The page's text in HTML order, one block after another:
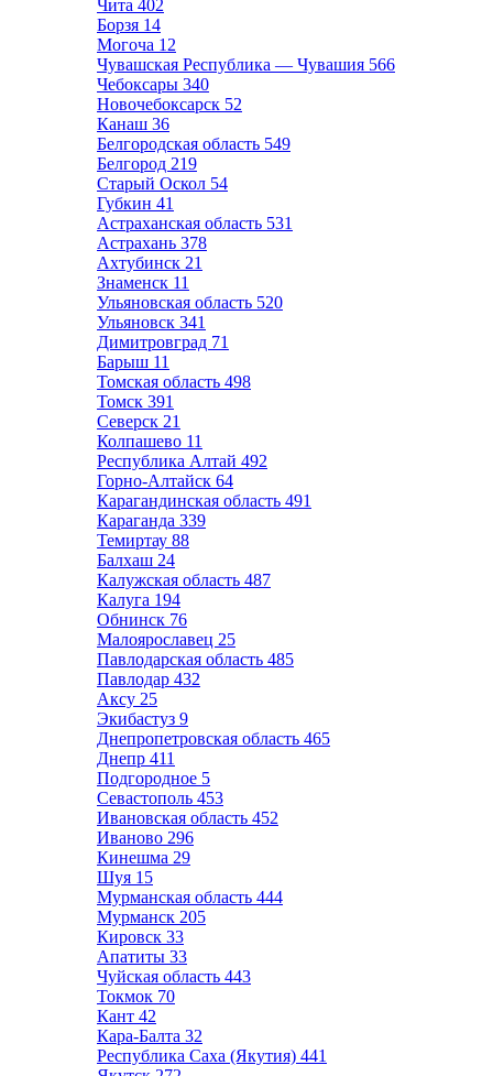
Чита 402
Борзя 14
Могоча 12
Чувашская Республика — Чувашия 566
Чебоксары 340
Новочебоксарск 52
Канаш 36
Белгородская область 549
Белгород 219
Старый Оскол 54
Губкин 41
Астраханская область 531
Астрахань 378
Ахтубинск 21
Знаменск 11
Ульяновская область 520
Ульяновск 341
Димитровград 71
Барыш 11
Томская область 498
Томск 391
Северск 21
Колпашево 11
Республика Алтай 492
Горно-Алтайск 64
Карагандинская область 491
Караганда 339
Темиртау 88
Балхаш 24
Калужская область 487
Калуга 194
Обнинск 76
Малоярославец 25
Павлодарская область 485
Павлодар 432
Аксу 25
Экибастуз 9
Днепропетровская область 465
Днепр 411
Подгородное 5
Севастополь 453
Ивановская область 452
Иваново 296
Кинешма 29
Шуя 15
Мурманская область 444
Мурманск 205
Кировск 33
Апатиты 33
Чуйская область 443
Токмок 70
Кант 42
Кара-Балта 32
Республика Саха (Якутия) 441